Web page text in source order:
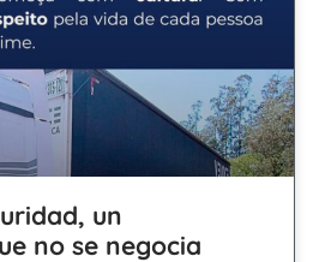
un
no se negocia